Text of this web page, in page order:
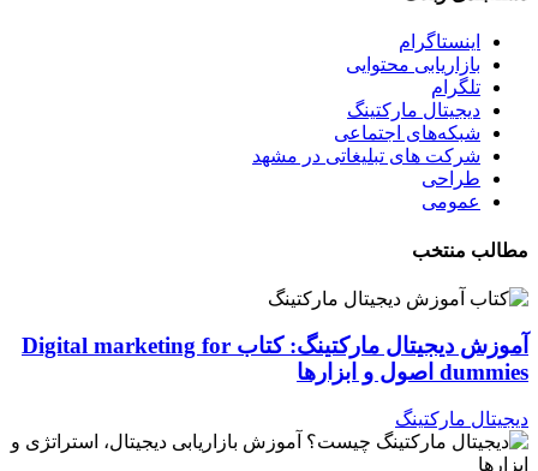
اینستاگرام
بازاریابی محتوایی
تلگرام
دیجیتال مارکتینگ
شبکه‌های اجتماعی
شرکت های تبلیغاتی در مشهد
طراحی
عمومی
مطالب منتخب
آموزش دیجیتال مارکتینگ: کتاب Digital marketing for
dummies اصول و ابزارها
دیجیتال مارکتینگ